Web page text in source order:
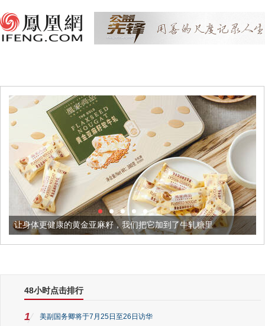
让身体更健康的黄金亚麻籽，我们把它加到了牛轧糖里 被
48小时点击排行
1 美副国务卿将于7月25日至26日访华